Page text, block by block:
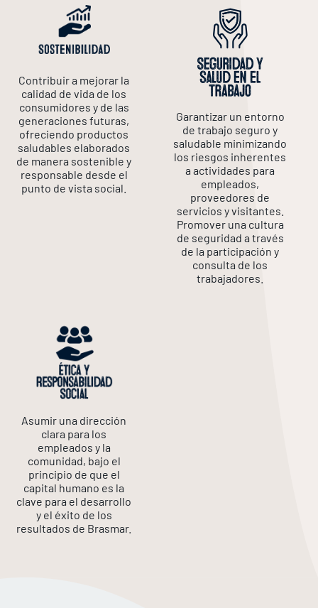
Contribuir a mejorar la
calidad de vida de los
consumidores y de las
generaciones futuras,
ofreciendo productos
saludables elaborados
de manera sostenible y
responsable desde el
punto de vista social.
Garantizar un entorno
de trabajo seguro y
saludable minimizando
los riesgos inherentes
a actividades para
empleados,
proveedores de
servicios y visitantes.
Promover una cultura
de seguridad a través
de la participación y
consulta de los
trabajadores.
Asumir una dirección
clara para los
empleados y la
comunidad, bajo el
principio de que el
capital humano es la
clave para el desarrollo
y el éxito de los
resultados de Brasmar.